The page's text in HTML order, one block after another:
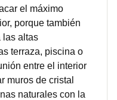
el máximo
porque también
las altas
terraza, piscina o
entre el interior
muros de cristal
naturales con la